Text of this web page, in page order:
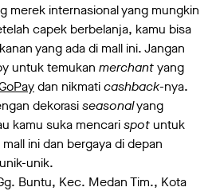
merek internasional yang mungkin
capek berbelanja, kamu bisa
yang ada di mall ini. Jangan
untuk temukan merchantyang
dan nikmaticashback-nya.
dekorasiseasonalyang
kamu suka mencarispotuntuk
ini dan bergaya di depan
unik.
Buntu, Kec. Medan Tim., Kota